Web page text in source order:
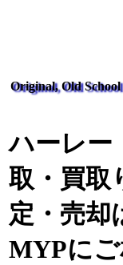
Original, Old
ハーレー
取・買取
定・売却
MYPにご